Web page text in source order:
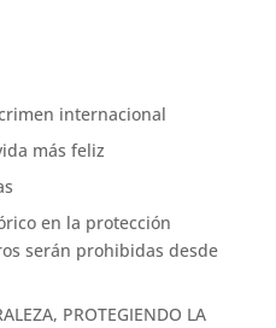
internacional
más feliz
en la protección
serán prohibidas desde
PROTEGIENDO LA